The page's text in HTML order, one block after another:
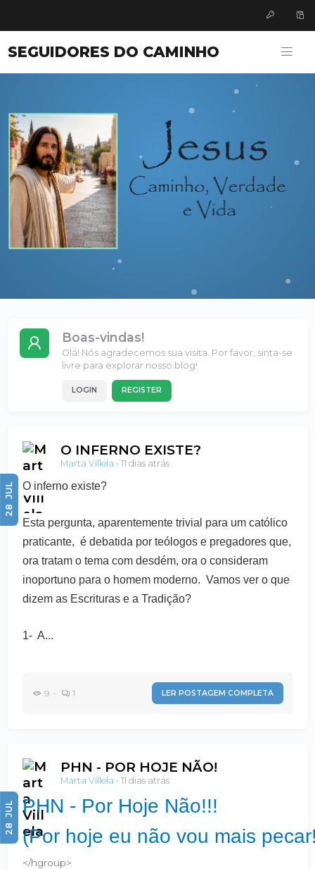
SEGUIDORES DO CAMINHO
Boas-vindas!
Olá! Nós agradecemos sua visita. Por favor, sinta-se
livre para explorar nosso blog!
LOGIN REGISTER
O INFERNO EXISTE?
Marta Villela • 11 dias atrás
28
JUL O inferno existe?
Esta pergunta, aparentemente trivial para um católico
praticante, é debatida por teólogos e pregadores que,
ora tratam o tema com desdém, ora o consideram
inoportuno para o homem moderno. Vamos ver o que
dizem as Escrituras e a Tradição?
1- A...
9 • 1 LER POSTAGEM COMPLETA
PHN - POR HOJE NÃO!
Marta Villela • 11 dias atrás
28
JUL
PHN - Por Hoje Não!!!
(Por hoje eu não vou mais
</hgroup>